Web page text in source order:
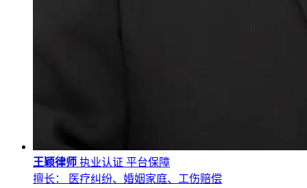
王颖律师 执业认证 平台保障
擅长： 医疗纠纷、婚姻家庭、工伤赔偿